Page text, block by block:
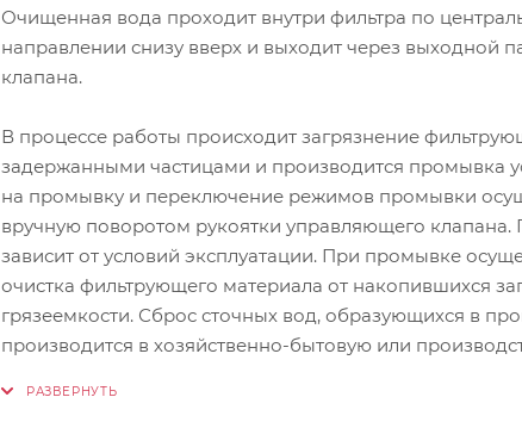
Очищенная вода проходит внутри фильтра по
направлении снизу вверх и выходит через выходной
клапана.
В процессе работы происходит загрязнение
задержанными частицами и производится промывка
на промывку и переключение режимов промывки
вручную поворотом рукоятки управляющего
зависит от условий эксплуатации. При промывке
очистка фильтрующего материала от накопившихся
грязеемкости. Сброс сточных вод, образующихся в
производится в хозяйственно-бытовую или